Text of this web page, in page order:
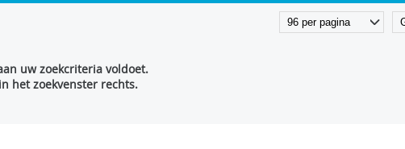
uw zoekcriteria voldoet.
het zoekvenster rechts.